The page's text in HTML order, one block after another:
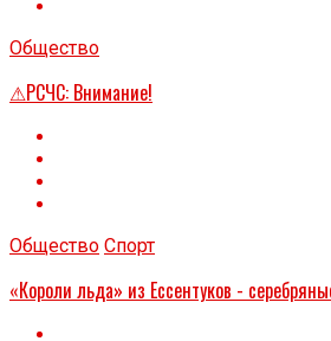
Общество
⚠РСЧС: Внимание!
Общество Спорт
«Короли льда» из Ессентуков -